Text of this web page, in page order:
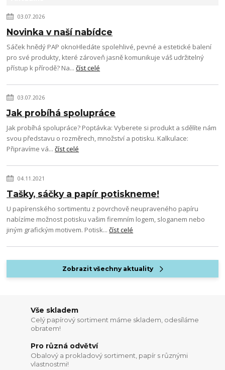
03.07.2026
Novinka v naší nabídce
Sáček hnědý PAP oknoHledáte spolehlivé, pevné a estetické balení
pro své produkty, které zároveň jasně komunikuje váš udržitelný
přístup k přírodě? Na...číst celé
03.07.2026
Jak probíhá spolupráce
Jak probíhá spolupráce? Poptávka: Vyberete si produkt a sdělíte nám
svou představu o rozměrech, množství a potisku. Kalkulace:
Připravíme vá...číst celé
04.11.2021
Tašky, sáčky a papír potiskneme!
U papírenského sortimentu z povrchově neupraveného papíru
nabízíme možnost potisku vašim firemním logem, sloganem nebo
jiným grafickým motivem. Potisk...číst celé
Zobrazit všechny aktuality
Vše skladem
Celý papírový sortiment máme skladem, odesíláme
obratem!
Pro různá odvětví
Obalový a prokladový sortiment, papír s různými
vlastnostmi!